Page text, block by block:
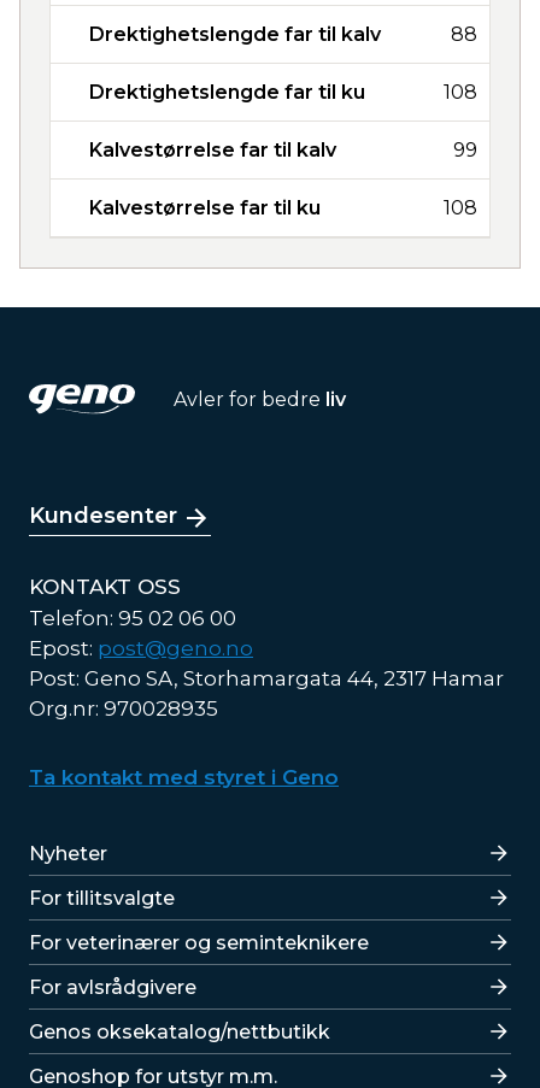
Drektighetslengde far til kalv 88
Drektighetslengde far til ku 108
Kalvestørrelse far til kalv 99
Kalvestørrelse far til ku 108
Avler for bedre liv
Kundesenter
KONTAKT OSS
Telefon: 95 02 06 00
Epost: post@geno.no
Post: Geno SA, Storhamargata 44, 2317 Hamar
Org.nr: 970028935
Ta kontakt med styret i Geno
Lenker
Nyheter
For tillitsvalgte
For veterinærer og seminteknikere
For avlsrådgivere
Lenker
Genos oksekatalog/nettbutikk
Genoshop for utstyr m.m.